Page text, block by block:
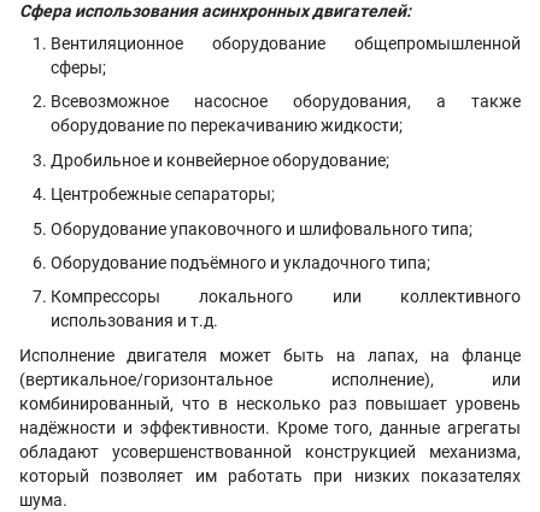
Сфера использования асинхронных двигателей:
Вентиляционное оборудование общепромышленной
сферы;
Всевозможное насосное оборудования, а также
оборудование по перекачиванию жидкости;
Дробильное и конвейерное оборудование;
Центробежные сепараторы;
Оборудование упаковочного и шлифовального типа;
Оборудование подъёмного и укладочного типа;
Компрессоры локального или коллективного
использования и т.д.
Исполнение двигателя может быть на лапах, на фланце
(вертикальное/горизонтальное исполнение), или
комбинированный, что в несколько раз повышает уровень
надёжности и эффективности. Кроме того, данные агрегаты
обладают усовершенствованной конструкцией механизма,
который позволяет им работать при низких показателях
шума.